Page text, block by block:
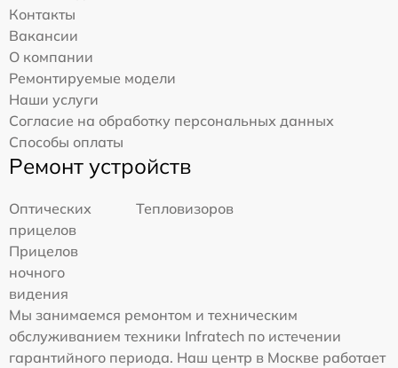
Контакты
Вакансии
О компании
Ремонтируемые модели
Наши услуги
Согласие на обработку персональных данных
Способы оплаты
Ремонт устройств
Оптических
прицелов
Тепловизоров
Прицелов
ночного
видения
Мы занимаемся ремонтом и техническим
обслуживанием техники Infratech по истечении
гарантийного периода. Наш центр в Москве работает